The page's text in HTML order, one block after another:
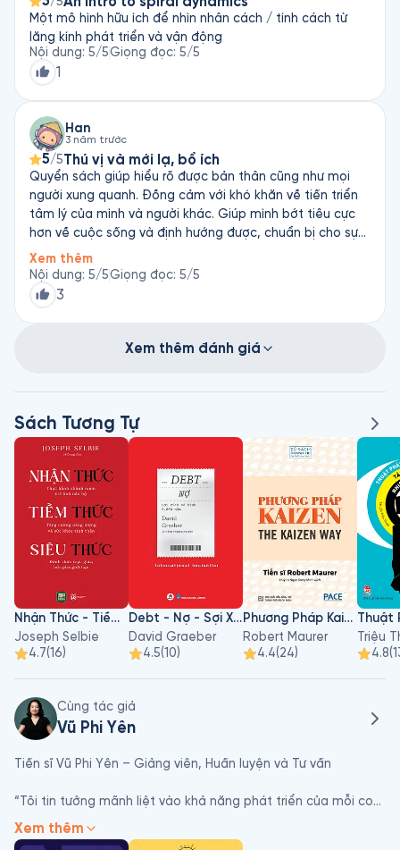
Một mô hình hữu ích để nhìn nhân cách / tính cách từ
lăng kính phát triển và vận động
Nội dung: 5/5Giọng đọc: 5/5
1
Han
3 năm trước
5/5Thú vị và mới lạ, bổ ích
Quyển sách giúp hiểu rõ được bản thân cũng như mọi
người xung quanh. Đồng cảm với khó khăn về tiến triển
tâm lý của mình và người khác. Giúp mình bớt tiêu cực
hơn về cuộc sống và định hướng được, chuẩn bị cho sự
phát triển sắp tới. Kiến thức trong sách khá mới lạ, được
chị đơn giản và súc tích để người nghe dễ dàng nắm
được ý chính.
Xem thêm
Nội dung: 5/5Giọng đọc: 5/5
3
Xem thêm đánh giá
Sách Tương Tự
Nhận Thức - Tiềm Thức - Siêu Thức
Joseph Selbie
4.7(16)
Debt - Nợ - Sợi Xích Vô Hình 5000 Năm
David Graeber
4.5(10)
Phương Pháp Kaizen
Robert Maurer
4.4(24)
Triệu
4.8(
Cùng tác giả
Vũ Phi Yên
Tiến sĩ Vũ Phi Yên – Giảng viên, Huấn luyện và Tư vấn
​“Tôi tin tưởng mãnh liệt vào khả năng phát triển của mỗi con
người, chỉ cần họ được hỗ trợ thích đáng và được trao tay
những bí quyết xây dựng bản thân hiệu quả nhất của tâm lý
Xem thêm